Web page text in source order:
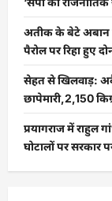
अतीक के बेटे अबान
पैरोल पर रिहा हुए
सेहत से खिलवाड़:
छापेमारी,2,150
प्रयागराज में राहुल
घोटालों पर सरकार